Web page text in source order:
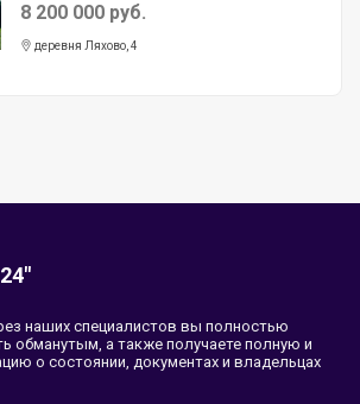
8 200 000 руб.
деревня Ляхово, 4
наших специалистов вы полностью
обманутым, а также получаете полную и
о состоянии, документах и владельцах